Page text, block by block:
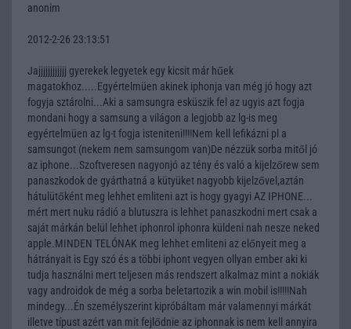
anonim
2012-2-26 23:13:51
Jajjjjjjjjjjjj gyerekek legyetek egy kicsit már hűek
magatokhoz.....Egyértelmüen akinek iphonja van még jó hogy azt
fogyja sztárolni...Aki a samsungra esküszik fel az ugyis azt fogja
mondani hogy a samsung a világon a legjobb az lg-is meg
egyértelmüen az lg-t fogja isteniteni!!!!Nem kell lefikázni pl a
samsungot (nekem nem samsungom van)De nézzük sorba mitől jó
az iphone...Szoftveresen nagyonjó az tény és való a kijelzőrew sem
panaszkodok de gyárthatná a kütyüket nagyobb kijelzővel,aztán
hátulütőként meg lehhet emliteni azt is hogy gyagyi AZ IPHONE...
mért mert nuku rádió a blutuszra is lehhet panaszkodni mert csak a
saját márkán belül lehhet iphonrol iphonra küldeni nah nesze neked
apple.MINDEN TELÓNAK meg lehhet emliteni az előnyeit meg a
hátrányait is Egy szó és a többi iphont vegyen ollyan ember aki ki
tudja használni mert teljesen más rendszert alkalmaz mint a nokiák
vagy androidok de még a sorba beletartozik a win mobil is!!!!!Nah
mindegy...Én személyszerint kipróbáltam már valamennyi márkát
illetve típust azért van mit fejlődnie az iphonnak is nem kell annyira